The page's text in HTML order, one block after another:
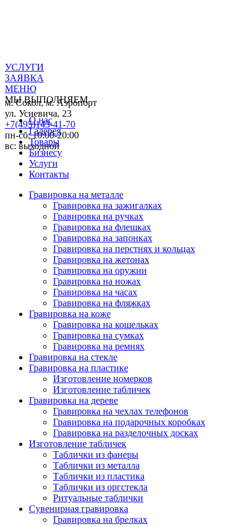
м. Сокол, м. Аэропорт
ул. Усиевича, 23
+7(495)143-41-70
пн-сб: 10:00-20:00
вс: выходной
УСЛУГИ
ЗАЯВКА
МЕНЮ
МЫ ВЫПОЛНЯЕМ
О нас
Галерея
Товары
Бизнесу
Услуги
Контакты
Гравировка на металле
Гравировка на зажигалках
Гравировка на ручках
Гравировка на флешках
Гравировка на запонках
Гравировка на перстнях и кольцах
Гравировка на жетонах
Гравировка на оружии
Гравировка на ножах
Гравировка на часах
Гравировка на фляжках
Гравировка на коже
Гравировка на кошельках
Гравировка на сумках
Гравировка на ремнях
Гравировка на стекле
Гравировка на пластике
Изготовление номерков
Изготовление табличек
Гравировка на дереве
Гравировка на чехлах телефонов
Гравировка на подарочных коробках
Гравировка на разделочных досках
Изготовление табличек
Таблички из фанеры
Таблички из металла
Таблички из пластика
Таблички из оргстекла
Ритуальные таблички
Сувенирная гравировка
Гравировка на брелках